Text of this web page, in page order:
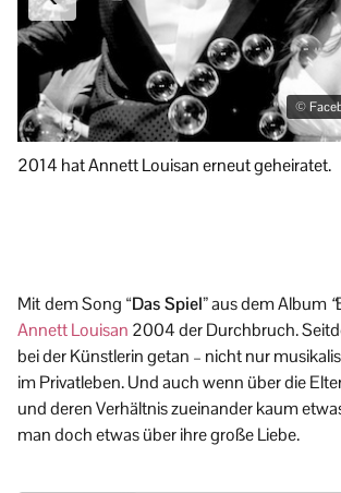
2014 hat Annett Louisan erneut geheiratet.
©
Mitdem Song “Das Spiel”aus dem Album “
Annett Louisan 2004 der Durchbruch.
bei der Künstlerin getan – nicht nur
im Privatleben. Und auch wenn über die
und deren Verhältnis zueinander kaum
man doch etwas über ihre große Liebe.